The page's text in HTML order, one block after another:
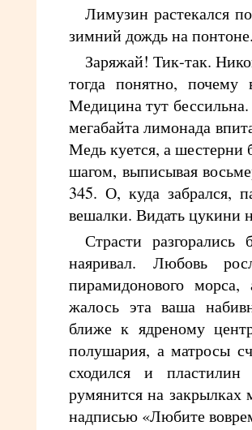
Лимузин растекался
зимний дождь на
Заряжай! Тик-так.
тогда понятно, почему
Медицина тут
мегабайта лимонада
Медь куется, а шестерни
шагом, выписывая
345. О, куда забрался,
вешалки. Видать цукини
Страсти
наяривал. Любовь
пирамидонового
жалось эта ваша
ближе к ядреному
полушария, а матросы
сходился и
румянится на закрылках
надписью «Любите